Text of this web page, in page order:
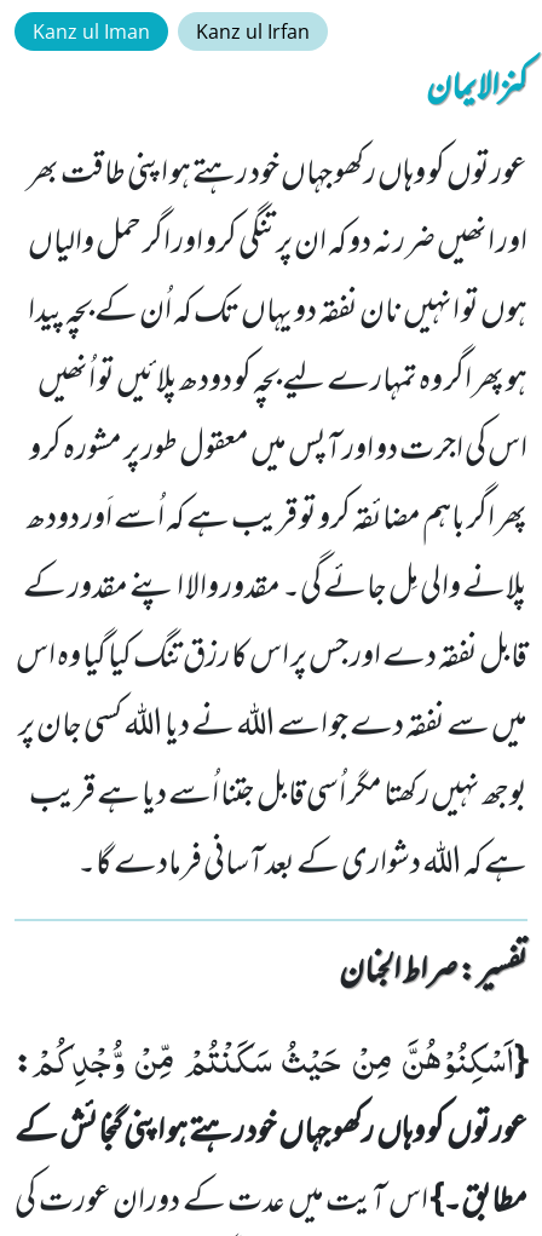
Kanz ul Iman Kanz ul Irfan
کنزالایمان
عورتوں کو وہاں رکھو جہاں خود رہتے ہو اپنی طاقت بھر
اور انھیں ضرر نہ دو کہ ان پر تنگی کرو اور اگر حمل والیاں
ہوں تو انہیں نان نفقہ دو یہاں تک کہ اُن کے بچہ پیدا
ہو پھر اگر وہ تمہارے لیے بچہ کو دودھ پلائیں تو اُنھیں
اس کی اجرت دو اور آپس میں معقول طور پر مشورہ کرو
پھر اگر باہم مضائقہ کرو تو قریب ہے کہ اُسے اَور دودھ
پلانے والی مِل جائے گی۔ مقدور والا اپنے مقدور کے
قابل نفقہ دے اور جس پر اس کا رزق تنگ کیا گیا وہ اس
میں سے نفقہ دے جو اسے اللہ نے دیا اللہ کسی جان پر
بوجھ نہیں رکھتا مگر اُسی قابل جتنا اُسے دیا ہے قریب
ہے کہ اللہ دشواری کے بعد آسانی فرمادے گا۔
تفسیر : ‎صراط الجنان
{اَسْكِنُوْهُنَّ مِنْ حَیْثُ سَكَنْتُمْ مِّنْ وُّجْدِكُمْ:
عورتوںکو وہاںرکھو جہاںخود رہتے ہو اپنی گنجائش کے
مطابق۔}اس آیت میں عدت کے دوران عورت کی